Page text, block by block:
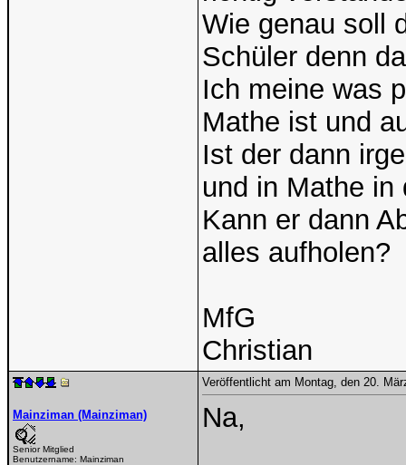
Wie genau soll
Schüler denn
Ich meine was
Mathe ist und
Ist der dann
und in Mathe in
Kann er dann
alles aufholen?
MfG
Christian
Mainziman (Mainziman)
Senior Mitglied
Benutzername: Mainziman
Veröffentlicht am Montag, den 20.
Na,